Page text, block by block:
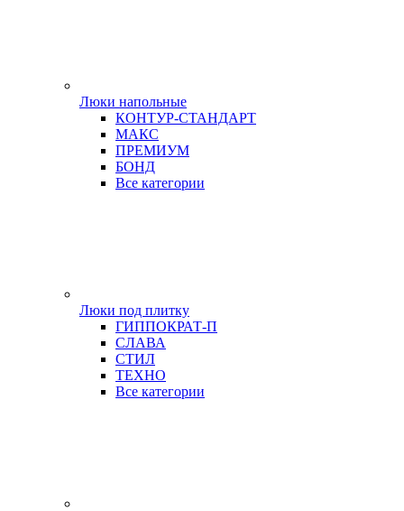
Люки напольные
КОНТУР-СТАНДАРТ
МАКС
ПРЕМИУМ
БОНД
Все категории
Люки под плитку
ГИППОКРАТ-П
СЛАВА
СТИЛ
ТЕХНО
Все категории